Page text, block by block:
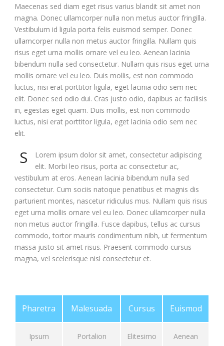
Maecenas sed diam eget risus varius blandit sit amet non
magna. Donec ullamcorper nulla non metus auctor fringilla.
Vestibulum id ligula porta felis euismod semper. Donec
ullamcorper nulla non metus auctor fringilla. Nullam quis
risus eget urna mollis ornare vel eu leo. Aenean lacinia
bibendum nulla sed consectetur. Nullam quis risus eget urna
mollis ornare vel eu leo. Duis mollis, est non commodo
luctus, nisi erat porttitor ligula, eget lacinia odio sem nec
elit. Donec sed odio dui. Cras justo odio, dapibus ac facilisis
in, egestas eget quam. Duis mollis, est non commodo
luctus, nisi erat porttitor ligula, eget lacinia odio sem nec
elit.
S
Lorem ipsum dolor sit amet, consectetur adipiscing
elit. Morbi leo risus, porta ac consectetur ac,
vestibulum at eros. Aenean lacinia bibendum nulla sed
consectetur. Cum sociis natoque penatibus et magnis dis
parturient montes, nascetur ridiculus mus. Nullam quis risus
eget urna mollis ornare vel eu leo. Donec ullamcorper nulla
non metus auctor fringilla. Fusce dapibus, tellus ac cursus
commodo, tortor mauris condimentum nibh, ut fermentum
massa justo sit amet risus. Praesent commodo cursus
magna, vel scelerisque nisl consectetur et.
Pharetra Malesuada Cursus Euismod
Ipsum Portalion Elitesimo Aenean